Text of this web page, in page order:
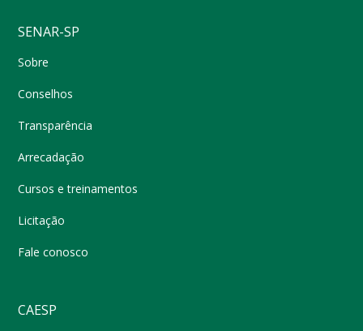
SENAR-SP
Sobre
Conselhos
Transparência
Arrecadação
Cursos e treinamentos
Licitação
Fale conosco
CAESP